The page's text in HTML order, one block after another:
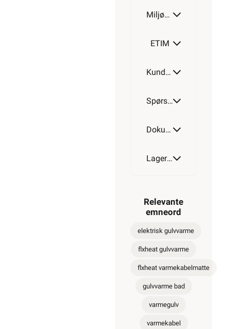
Miljøparametere
ETIM
Kundeomtale
Spørsmål og svar
Dokumentasjon
Lagerstatus
Relevante
emneord
elektrisk gulvvarme
flxheat gulvvarme
flxheat varmekabelmatte
gulvvarme bad
varmegulv
varmekabel